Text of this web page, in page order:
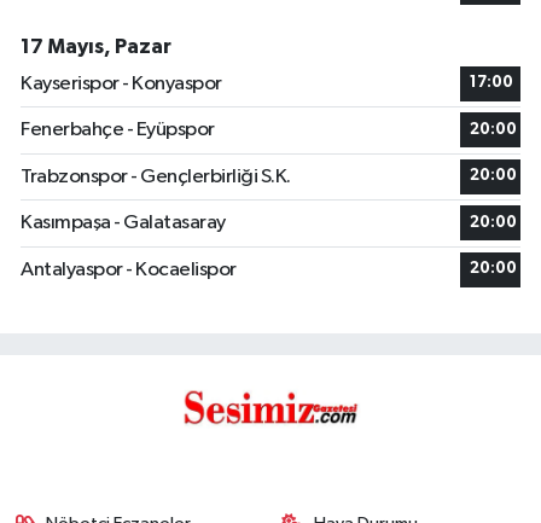
17 Mayıs, Pazar
Kayserispor - Konyaspor
17:00
Fenerbahçe - Eyüpspor 20:00
Trabzonspor - Gençlerbirliği S.K. 20:00
Kasımpaşa - Galatasaray 20:00
Antalyaspor - Kocaelispor 20:00